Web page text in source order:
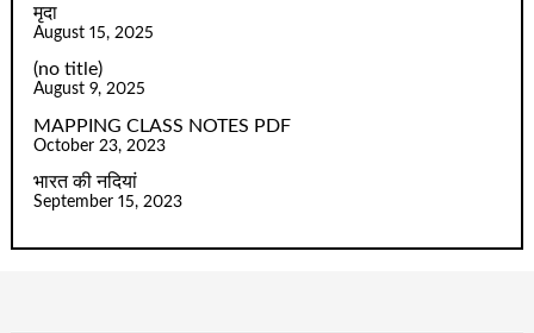
मृदा
August 15, 2025
(no title)
August 9, 2025
MAPPING CLASS NOTES PDF
October 23, 2023
भारत की नदियां
September 15, 2023